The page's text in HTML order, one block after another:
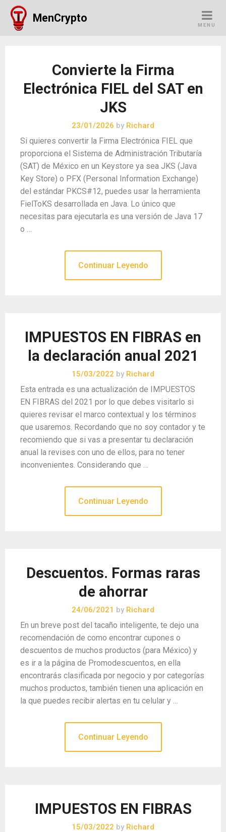
Skip
content
MenCrypto
MENU
Convierte la Firma
Electrónica FIEL del SAT en
JKS
23/01/2026 by Richard
Si quieres convertir la Firma Electrónica FIEL que
proporciona el Sistema de Administración Tributaría
(SAT) de México en un Keystore ya sea JKS (Java
Key Store) o PFX (Personal Information Exchange)
del estándar PKCS#12, puedes usar la herramienta
FielToKS desarrollada en Java. Lo único que
necesitas para ejecutarla es una versión de Java 17
o …
Continuar Leyendo
IMPUESTOS EN FIBRAS en
la declaración anual 2021
15/03/2022 by Richard
Esta entrada es una actualización de IMPUESTOS
EN FIBRAS del 2021 por lo que debes visitarlo si
quieres revisar el marco contextual y los términos
que usaremos. Recordando que no soy contador y te
recomiendo que si vas a presentar tu declaración
anual la revises con uno de ellos, para no tener
inconvenientes. Considerando que …
Continuar Leyendo
Descuentos. Formas raras
de ahorrar
24/06/2021 by Richard
En un breve post del tacaño inteligente, te dejo una
recomendación de como encontrar cupones o
descuentos de muchos productos (para México) y
es ir a la página de Promodescuentos, en ella
encontrarás clasificada por negocio y por categorías
muchos productos, también tienen una aplicación en
la que puedes recibir alertas en tu celular y …
Continuar Leyendo
IMPUESTOS EN FIBRAS
15/03/2022 by Richard